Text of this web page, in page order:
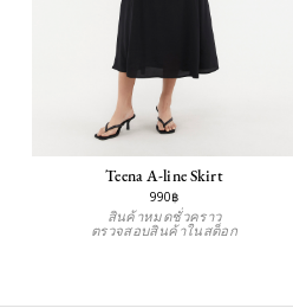
Teena A-line Skirt
990฿
สินค้าหมดชั่วคราว
ตรวจสอบสินค้าในสต็อก